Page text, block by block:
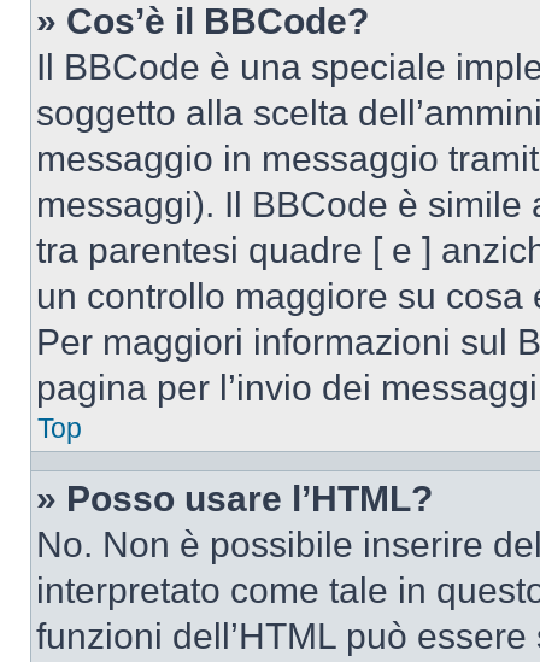
» Cos’è il BBCode?
Il BBCode è una speciale
soggetto alla scelta
messaggio in messaggio
messaggi). Il BBCode è simile
tra parentesi quadre [ e ]
un controllo maggiore su
Per maggiori informazioni sul
pagina per l’invio dei
Top
» Posso usare l’HTML?
No. Non è possibile inserire
interpretato come tale in
funzioni dell’HTML può